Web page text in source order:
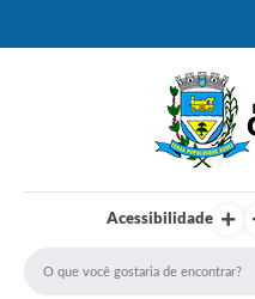
Acessibilidade